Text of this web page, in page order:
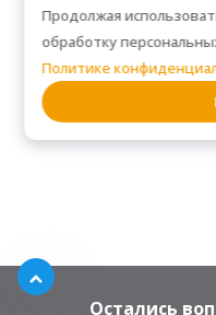
Остались
Продолжая
обработку
Политике